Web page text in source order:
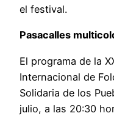
el festival.
Pasacalles
El programa de la
Internacional de
Solidaria de los
julio, a las 20:30